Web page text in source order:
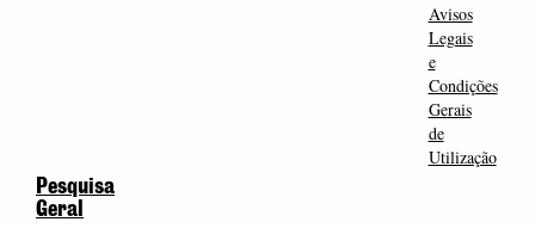
Avisos
Legais
e
Condições
Gerais
de
Utilização
Pesquisa
Geral